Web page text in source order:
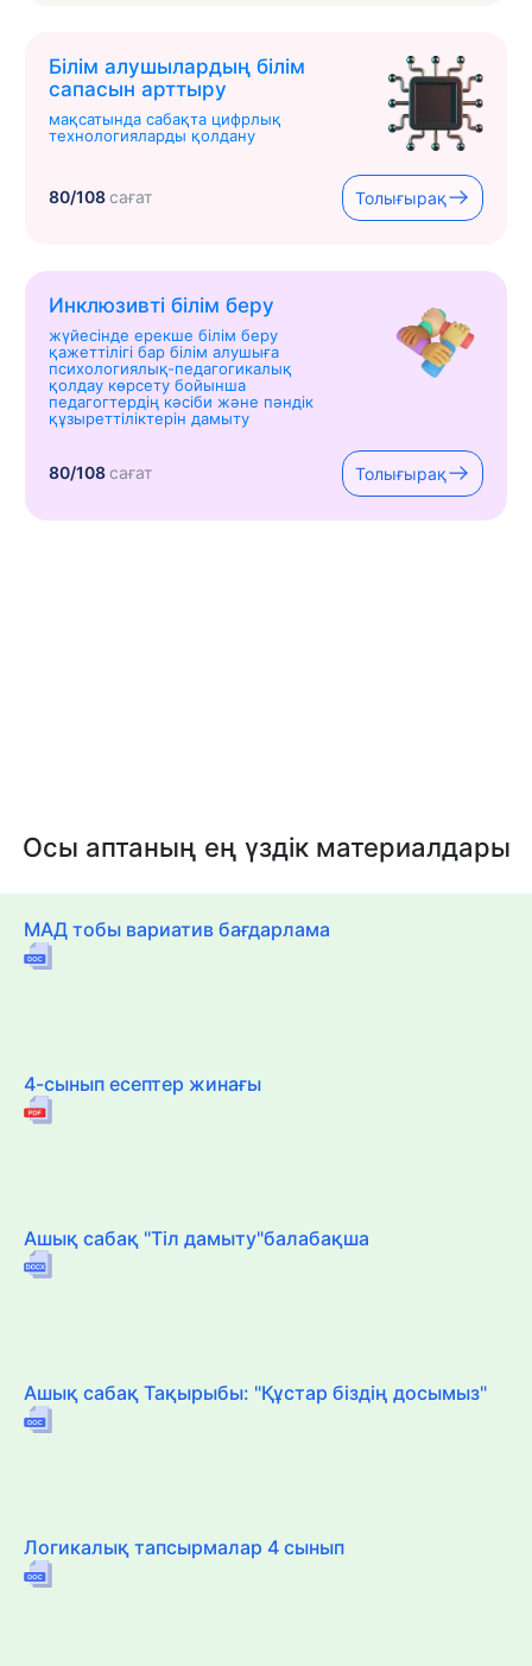
Білім алушылардың білім
сапасын арттыру
мақсатында сабақта цифрлық
технологияларды қолдану
80/108сағат Толығырақ
Инклюзивті білім беру
жүйесінде ерекше білім беру
қажеттілігі бар білім алушыға
психологиялық-педагогикалық
қолдау көрсету бойынша
педагогтердің кәсіби және пәндік
құзыреттіліктерін дамыту
80/108сағат Толығырақ
Осы аптаның ең үздік материалдары
МАД тобы вариатив бағдарлама
4-сынып есептер жинағы
Ашық сабақ "Тіл дамыту"балабақша
Ашық сабақ Тақырыбы: "Құстар біздің досымыз"
Логикалық тапсырмалар 4 сынып